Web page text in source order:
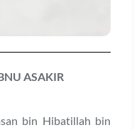
ASAKIR
bin Hibatillah bin